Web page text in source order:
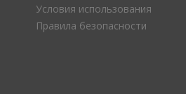
Условия использования
Правила безопасности